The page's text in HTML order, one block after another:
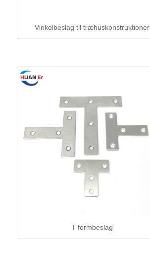
Vinkelbeslag til træhuskonstruktioner
T formbeslag